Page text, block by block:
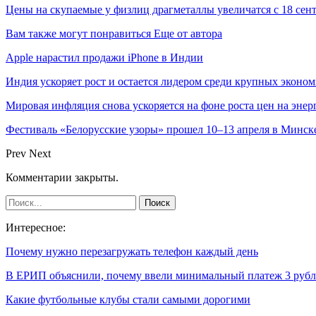
Цены на скупаемые у физлиц драгметаллы увеличатся с 18
Вам также могут понравиться Еще от автора
Apple нарастил продажи iPhone в Индии
Индия ускоряет рост и остается лидером среди крупных
Мировая инфляция снова ускоряется на фоне роста цен на
Фестиваль «Белорусские узоры» прошел 10–13 апреля в
Prev Next
Комментарии закрыты.
Интересное:
Почему нужно перезагружать телефон каждый день
В ЕРИП объяснили, почему ввели минимальный платеж 3
Какие футбольные клубы стали самыми дорогими